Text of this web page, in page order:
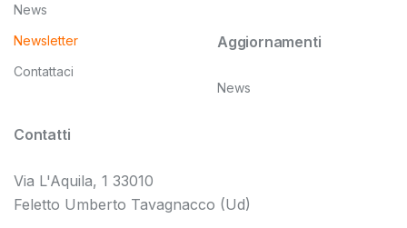
News
Newsletter
Contattaci
Aggiornamenti
News
Contatti
Via L'Aquila, 1 33010
Feletto Umberto Tavagnacco (Ud)